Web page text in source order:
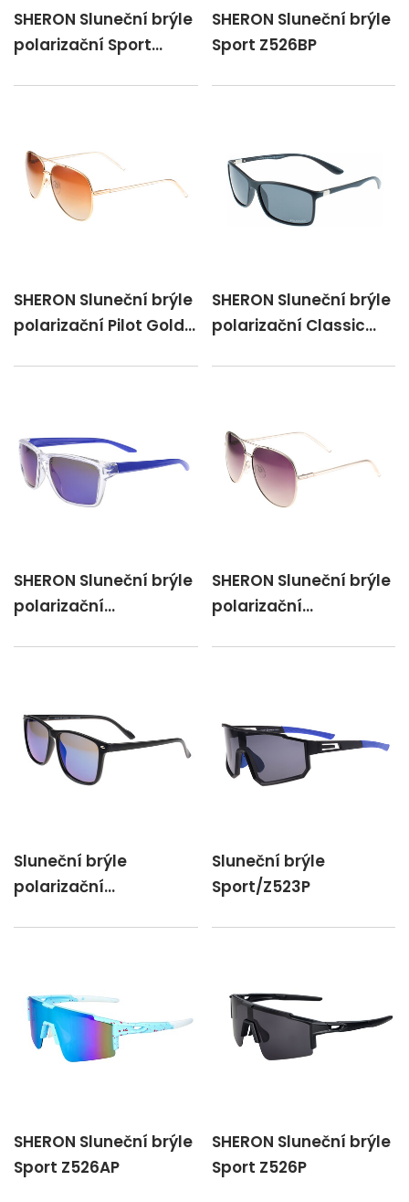
SHERON Sluneční brýle
polarizační Sport
SHERON Sluneční brýle
Sport Z526BP
SHERON Sluneční brýle
polarizační Pilot Gold
SHERON Sluneční brýle
polarizační Classic
SHERON Sluneční brýle
polarizační
SHERON Sluneční brýle
polarizační
Sluneční brýle
polarizační
Sluneční brýle
Sport/Z523P
SHERON Sluneční brýle
Sport Z526AP
SHERON Sluneční brýle
Sport Z526P